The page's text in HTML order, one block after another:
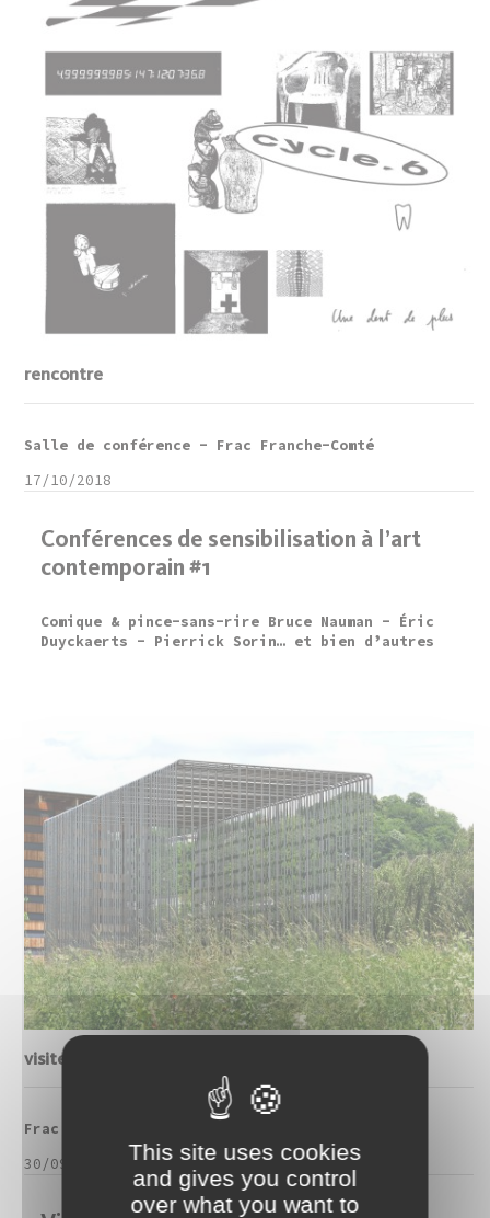
rencontre
Conférences de sensibilisation à l’art
contemporain #1
Comique & pince-sans-rire Bruce Nauman - Éric
Duyckaerts - Pierrick Sorin… et bien d’autres
Salle de conférence - Frac Franche-Comté
17/10/2018
visite
Frac Franche-Comté
30/09/2018
This site uses cookies
and gives you control
over what you want to